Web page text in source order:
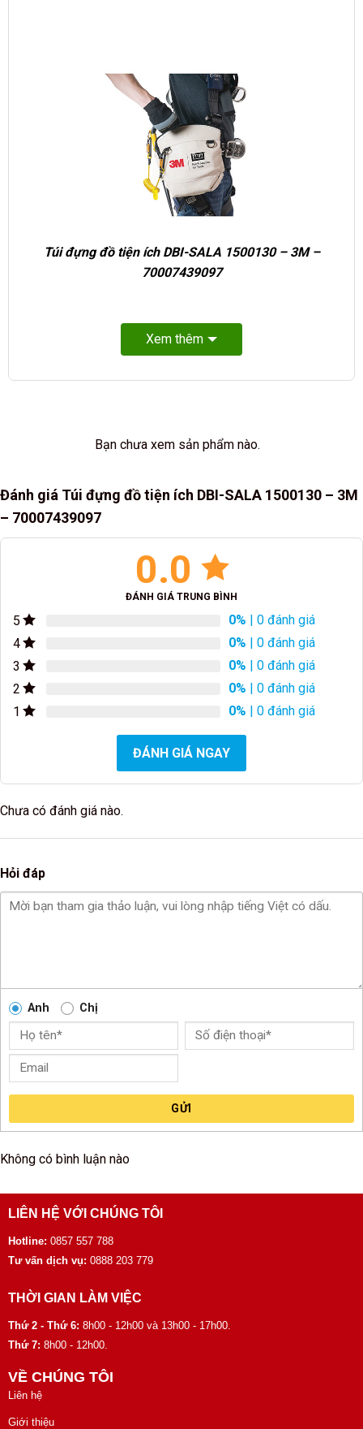
Túi đựng đồ tiện ích DBI-SALA 1500130 – 3M –
70007439097
Xem thêm
Bạn chưa xem sản phẩm nào.
Đánh giá Túi đựng đồ tiện ích DBI-SALA 1500130 – 3M
– 70007439097
0.0
ĐÁNH GIÁ TRUNG BÌNH
5 0% | 0 đánh giá
4
0% | 0 đánh giá
3
0% | 0 đánh giá
2
0% | 0 đánh giá
1
0% | 0 đánh giá
ĐÁNH GIÁ NGAY
Chưa có đánh giá nào.
Hỏi đáp
Anh Chị
GỬI
Không có bình luận nào
LIÊN HỆ VỚI CHÚNG TÔI
Hotline: 0857 557 788
Tư vấn dịch vụ: 0888 203 779
THỜI GIAN LÀM VIỆC
Thứ 2 - Thứ 6: 8h00 - 12h00 và 13h00 - 17h00.
Thứ 7: 8h00 - 12h00.
VỀ CHÚNG TÔI
Liên hệ
Giới thiệu